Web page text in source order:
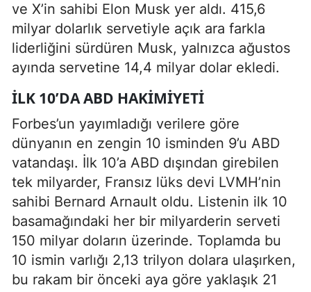
ve X’in sahibi Elon Musk yer aldı. 415,6
milyar dolarlık servetiyle açık ara farkla
liderliğini sürdüren Musk, yalnızca ağustos
ayında servetine 14,4 milyar dolar ekledi.
İLK 10’DA ABD HAKIMIYETI
Forbes’un yayımladığı verilere göre
dünyanın en zengin 10 isminden 9’u ABD
vatandaşı. İlk 10’a ABD dışından girebilen
tek milyarder, Fransız lüks devi LVMH’nin
sahibi Bernard Arnault oldu. Listenin ilk 10
basamağındaki her bir milyarderin serveti
150 milyar doların üzerinde. Toplamda bu
10 ismin varlığı 2,13 trilyon dolara ulaşırken,
bu rakam bir önceki aya göre yaklaşık 21